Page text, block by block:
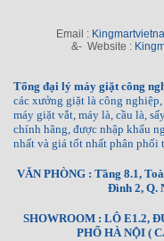
Email :
&- Website :
Tổng đại lý máy giặt công
các xưởng giặt là công
máy giặt vắt, máy là, cầu là,
chính hãng, được nhập khẩu
nhất và giá tốt nhất phân phối
VĂN PHÒNG : Tầng 8.1,
Đình 2, Q.
SHOWROOM : LÔ E1.2,
PHỐ HÀ NỘI (